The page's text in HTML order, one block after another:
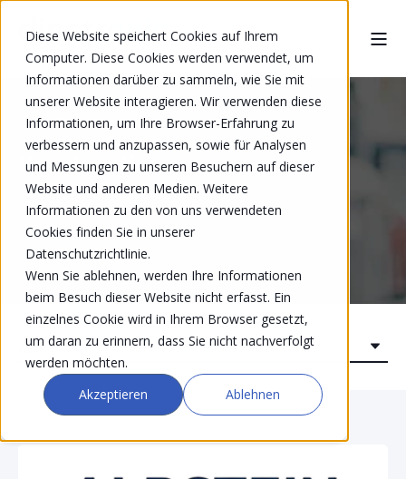
Diese Website speichert Cookies auf Ihrem
Computer. Diese Cookies werden verwendet, um
Informationen darüber zu sammeln, wie Sie mit
unserer Website interagieren. Wir verwenden diese
Informationen, um Ihre Browser-Erfahrung zu
verbessern und anzupassen, sowie für Analysen
und Messungen zu unseren Besuchern auf dieser
Website und anderen Medien. Weitere
Informationen zu den von uns verwendeten
Cookies finden Sie in unserer
Datenschutzrichtlinie.
Wenn Sie ablehnen, werden Ihre Informationen
beim Besuch dieser Website nicht erfasst. Ein
einzelnes Cookie wird in Ihrem Browser gesetzt,
um daran zu erinnern, dass Sie nicht nachverfolgt
werden möchten.
Akzeptieren
Ablehnen
Kundenstimmen